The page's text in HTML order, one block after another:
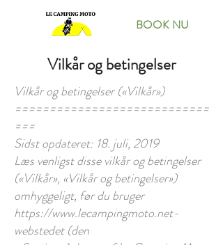
BOOK NU
Vilkår og betingelser
Vilkår og betingelser («Vilkår»)
============================
===
Sidst opdateret: 18. juli, 2019
Læs venligst disse vilkår og betingelser
(«Vilkår», «Vilkår og betingelser»)
omhyggeligt, før du bruger
https://www.lecampingmoto.net-
webstedet(den